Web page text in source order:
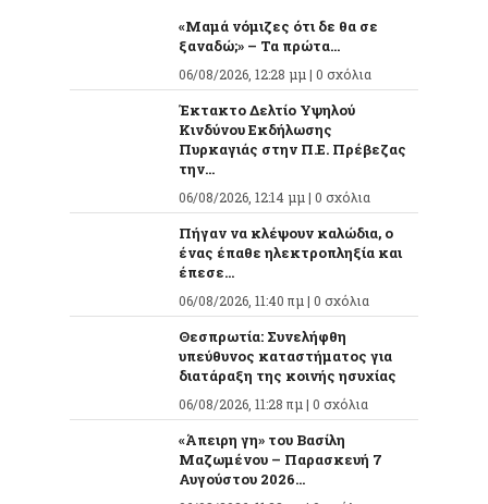
«Μαμά νόμιζες ότι δε θα σε
ξαναδώ;» – Τα πρώτα...
06/08/2026, 12:28 μμ | 0 σχόλια
Έκτακτο Δελτίο Υψηλού
Κινδύνου Εκδήλωσης
Πυρκαγιάς στην Π.Ε. Πρέβεζας
την...
06/08/2026, 12:14 μμ | 0 σχόλια
Πήγαν να κλέψουν καλώδια, ο
ένας έπαθε ηλεκτροπληξία και
έπεσε...
06/08/2026, 11:40 πμ | 0 σχόλια
Θεσπρωτία: Συνελήφθη
υπεύθυνος καταστήματος για
διατάραξη της κοινής ησυχίας
06/08/2026, 11:28 πμ | 0 σχόλια
«Άπειρη γη» του Βασίλη
Μαζωμένου – Παρασκευή 7
Αυγούστου 2026...